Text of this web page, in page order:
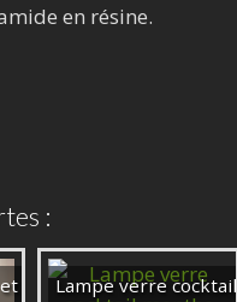
en résine.
:
Lampe verre cocktail